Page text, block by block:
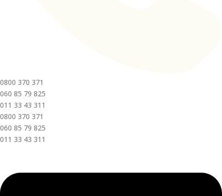
0800 370 371
060 85 79 825
011 33 43 311
0800 370 371
060 85 79 825
011 33 43 311